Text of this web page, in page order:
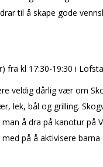
til å skape gode
fra kl 17:30-19:30 i
veldig dårlig vær om
lek, bål og grilling.
å dra på kanotur på
på å aktivisere